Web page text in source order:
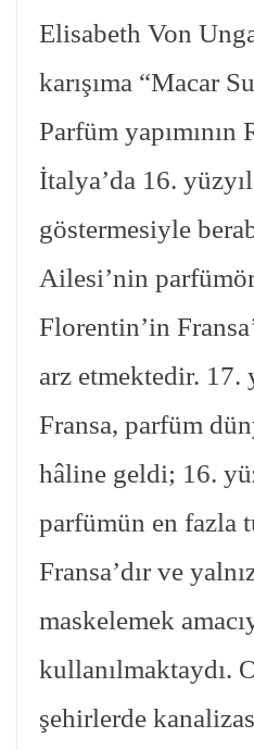
Elisabeth Von
karışıma “Macar
Parfüm yapımının
İtalya’da 16.
göstermesiyle
Ailesi’nin
Florentin’in
arz etmektedir. 17.
Fransa, parfüm
hâline geldi; 16.
parfümün en fazla
Fransa’dır ve
maskelemek
kullanılmaktaydı.
şehirlerde